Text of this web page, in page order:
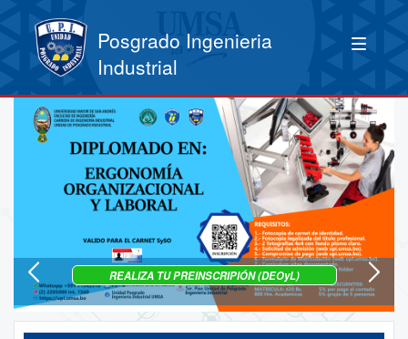
Posgrado Ingenieria
Industrial
REALIZA TU PREINSCRIPIÓN (DEOyL)